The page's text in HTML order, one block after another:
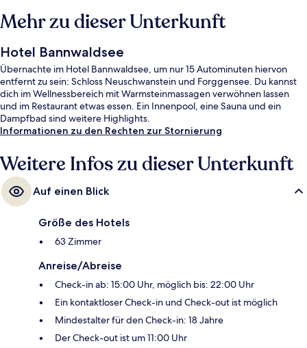
Mehr zu dieser Unterkunft
Hotel Bannwaldsee
Übernachte im Hotel Bannwaldsee, um nur 15 Autominuten hiervon
entfernt zu sein: Schloss Neuschwanstein und Forggensee. Du kannst
dich im Wellnessbereich mit Warmsteinmassagen verwöhnen lassen
und im Restaurant etwas essen. Ein Innenpool, eine Sauna und ein
Dampfbad sind weitere Highlights.
Informationen zu den Rechten zur Stornierung
Weitere Infos zu dieser Unterkunft
Auf einen Blick
Größe des Hotels
63 Zimmer
Anreise/Abreise
Check-in ab: 15:00 Uhr, möglich bis: 22:00 Uhr
Ein kontaktloser Check-in und Check-out ist möglich
Mindestalter für den Check-in: 18 Jahre
Der Check-out ist um 11:00 Uhr